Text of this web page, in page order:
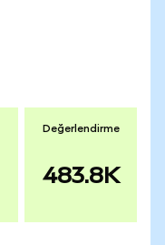
Değerlendirme
483.8K